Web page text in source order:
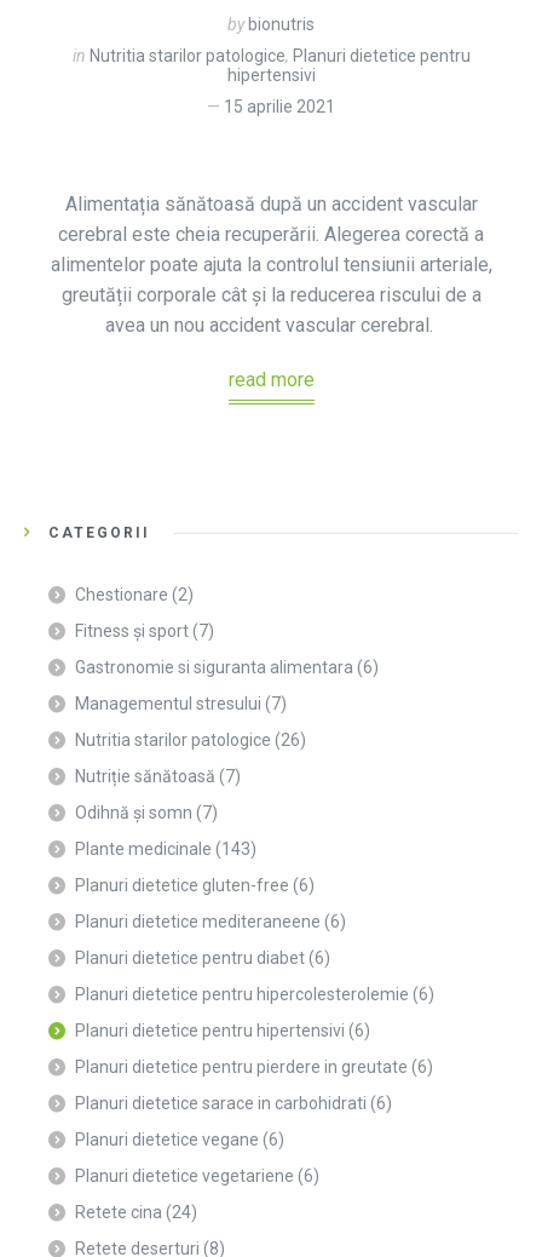
by bionutris
in Nutritia starilor patologice, Planuri dietetice pentru
hipertensivi
15 aprilie 2021
Alimentația sănătoasă după un accident vascular
cerebral este cheia recuperării. Alegerea corectă a
alimentelor poate ajuta la controlul tensiunii arteriale,
greutății corporale cât și la reducerea riscului de a
avea un nou accident vascular cerebral.
read more
CATEGORII
Chestionare (2)
Fitness și sport(7)
Gastronomie si siguranta alimentara (6)
Managementul stresului (7)
Nutritia starilor patologice (26)
Nutriție sănătoasă (7)
Odihnă și somn (7)
Plante medicinale (143)
Planuri dietetice gluten-free (6)
Planuri dietetice mediteraneene (6)
Planuri dietetice pentru diabet(6)
Planuri dietetice pentru hipercolesterolemie (6)
Planuri dietetice pentru hipertensivi (6)
Planuri dietetice pentru pierdere in greutate (6)
Planuri dietetice sarace in carbohidrati (6)
Planuri dietetice vegane (6)
Planuri dietetice vegetariene (6)
Retete cina (24)
Retete deserturi (8)